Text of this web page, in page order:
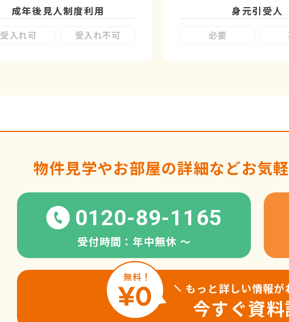
成年後見人制度利用
受入れ可 受入れ不可
身元引受人
必要
物件見学やお部屋の詳細などお気
0120-89-1165
受付時間：年中無休 〜
もっと詳しい情報が
今すぐ資